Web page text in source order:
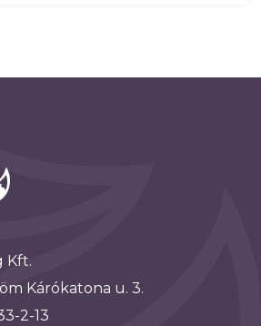
Kft.
Kárókatona u. 3.
2-13